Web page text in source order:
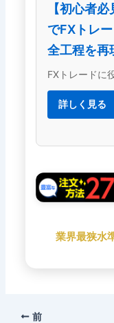
【初心者
でFXトレ
全工程を再
FXトレードに
詳しく見る
業界最狭水
前